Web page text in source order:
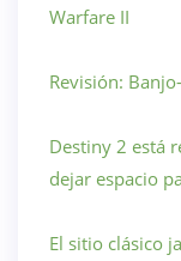
Warfare II
Revisión:
Destiny 2 está
dejar espacio
El sitio clásico